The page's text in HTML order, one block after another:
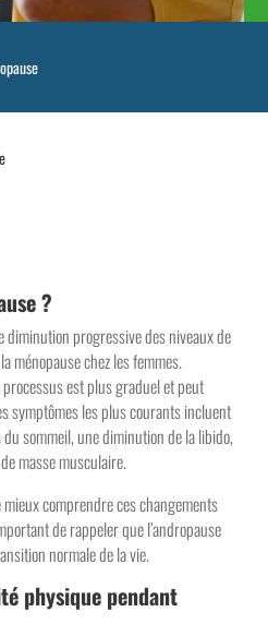
?
diminution progressive des niveaux de
ménopause chez les femmes.
est plus graduel et peut
symptômes les plus courants incluent
sommeil, une diminution de la libido,
masse musculaire.
comprendre ces changements
de rappeler que l’andropause
normale de la vie.
physique pendant